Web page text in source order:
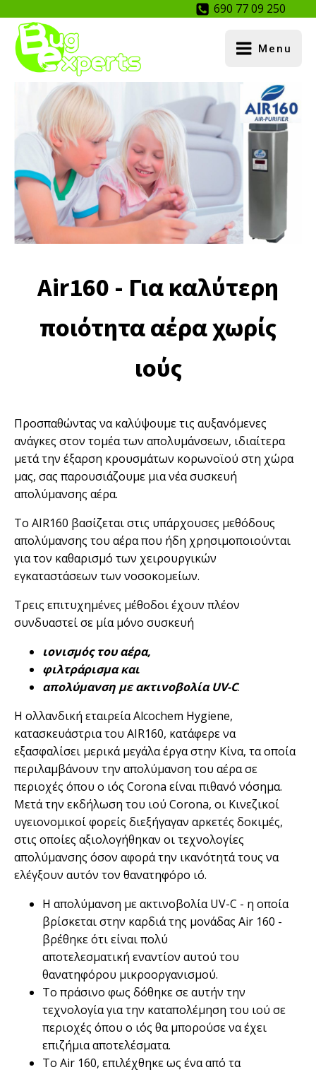
690 77 09 250
Menu
Air160 - Για καλύτερη
ποιότητα αέρα χωρίς
ιούς
Προσπαθώντας να καλύψουμε τις αυξανόμενες
ανάγκες στον τομέα των απολυμάνσεων, ιδιαίτερα
μετά την έξαρση κρουσμάτων κορωνοϊού στη χώρα
μας, σας παρουσιάζουμε μια νέα συσκευή
απολύμανσης αέρα.
Το AIR160 βασίζεται στις υπάρχουσες μεθόδους
απολύμανσης του αέρα που ήδη χρησιμοποιούνται
για τον καθαρισμό των χειρουργικών
εγκαταστάσεων των νοσοκομείων.
Τρεις επιτυχημένες μέθοδοι έχουν πλέον
συνδυαστεί σε μία μόνο συσκευή
ιονισμός του αέρα,
φιλτράρισμα και
απολύμανση με ακτινοβολία UV-C.
Η ολλανδική εταιρεία Alcochem Hygiene,
κατασκευάστρια του AIR160, κατάφερε να
εξασφαλίσει μερικά μεγάλα έργα στην Κίνα, τα οποία
περιλαμβάνουν την απολύμανση του αέρα σε
περιοχές όπου ο ιός Corona είναι πιθανό νόσημα.
Μετά την εκδήλωση του ιού Corona, οι Κινεζικοί
υγειονομικοί φορείς διεξήγαγαν αρκετές δοκιμές,
στις οποίες αξιολογήθηκαν οι τεχνολογίες
απολύμανσης όσον αφορά την ικανότητά τους να
ελέγξουν αυτόν τον θανατηφόρο ιό.
Η απολύμανση με ακτινοβολία UV-C - η οποία
βρίσκεται στην καρδιά της μονάδας Air 160 -
βρέθηκε ότι είναι πολύ
αποτελεσματική εναντίον αυτού του
θανατηφόρου μικροοργανισμού.
Το πράσινο φως δόθηκε σε αυτήν την
τεχνολογία για την καταπολέμηση του ιού σε
περιοχές όπου ο ιός θα μπορούσε να έχει
επιζήμια αποτελέσματα.
Το Air 160, επιλέχθηκε ως ένα από τα